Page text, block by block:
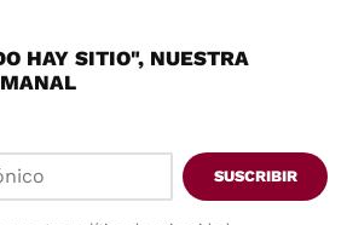
HAY SITIO", NUESTRA
SUSCRIBIR